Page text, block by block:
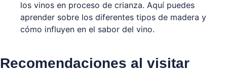
los vinos en proceso de crianza. Aquí puedes
aprender sobre los diferentes tipos de madera y
cómo influyen en el sabor del vino.
Recomendaciones al visitar